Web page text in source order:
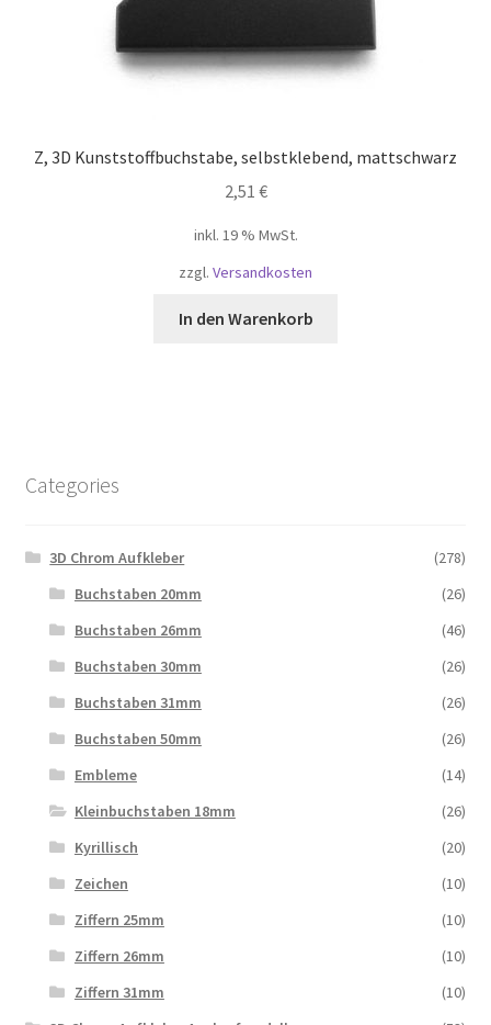
Z, 3D Kunststoffbuchstabe, selbstklebend, mattschwarz
2,51 €
inkl. 19 % MwSt.
zzgl. Versandkosten
In den Warenkorb
Categories
3D Chrom Aufkleber
(278)
Buchstaben 20mm
(26)
Buchstaben 26mm
(46)
Buchstaben 30mm
(26)
Buchstaben 31mm
(26)
Buchstaben 50mm
(26)
Embleme
(14)
Kleinbuchstaben 18mm
(26)
Kyrillisch
(20)
Zeichen
(10)
Ziffern 25mm
(10)
Ziffern 26mm
(10)
Ziffern 31mm
(10)